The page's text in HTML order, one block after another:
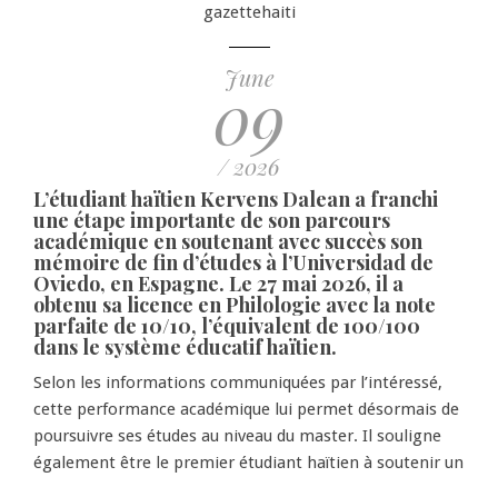
gazettehaiti
June
09
/ 2026
L’étudiant haïtien Kervens Dalean a franchi
une étape importante de son parcours
académique en soutenant avec succès son
mémoire de fin d’études à l’Universidad de
Oviedo, en Espagne. Le 27 mai 2026, il a
obtenu sa licence en Philologie avec la note
parfaite de 10/10, l’équivalent de 100/100
dans le système éducatif haïtien.
Selon les informations communiquées par l’intéressé,
cette performance académique lui permet désormais de
poursuivre ses études au niveau du master. Il souligne
également être le premier étudiant haïtien à soutenir un